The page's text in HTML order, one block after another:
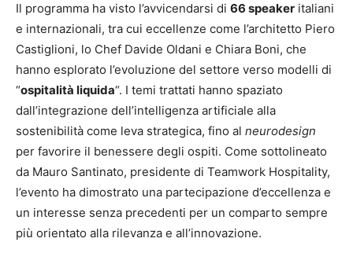
Il programma ha visto l’avvicendarsi di 66 speaker italiani
e internazionali, tra cui eccellenze come l’architetto Piero
Castiglioni, lo Chef Davide Oldani e Chiara Boni, che
hanno esplorato l’evoluzione del settore verso modelli di
“ospitalità liquida“. I temi trattati hanno spaziato
dall’integrazione dell’intelligenza artificiale alla
sostenibilità come leva strategica, fino al neurodesign
per favorire il benessere degli ospiti. Come sottolineato
da Mauro Santinato, presidente di Teamwork Hospitality,
l’evento ha dimostrato una partecipazione d’eccellenza e
un interesse senza precedenti per un comparto sempre
più orientato alla rilevanza e all’innovazione.